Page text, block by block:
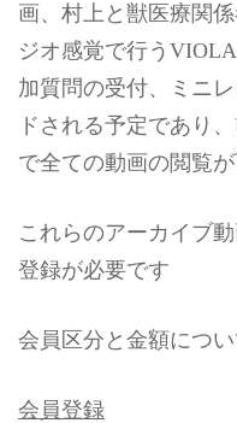
画、村上と獣医療関
ジオ感覚で行う
加質問の受付、ミニ
ドされる予定であり
で全ての動画の閲覧が
これらのアーカイブ
登録が必要です
会員区分と金額につ
会員登録